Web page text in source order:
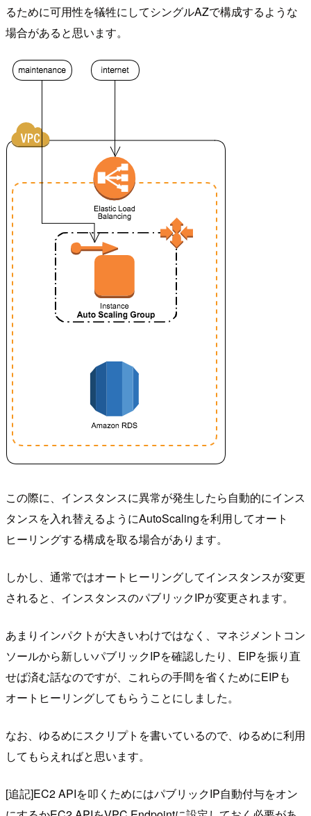
るために可用性を犠牲にしてシングルAZで構成するような
場合があると思います。
この際に、インスタンスに異常が発生したら自動的にインス
タンスを入れ替えるようにAutoScalingを利用してオート
ヒーリングする構成を取る場合があります。
しかし、通常ではオートヒーリングしてインスタンスが変更
されると、インスタンスのパブリックIPが変更されます。
あまりインパクトが大きいわけではなく、マネジメントコン
ソールから新しいパブリックIPを確認したり、EIPを振り直
せば済む話なのですが、これらの手間を省くためにEIPも
オートヒーリングしてもらうことにしました。
なお、ゆるめにスクリプトを書いているので、ゆるめに利用
してもらえればと思います。
[追記]EC2 APIを叩くためにはパブリックIP自動付与をオン